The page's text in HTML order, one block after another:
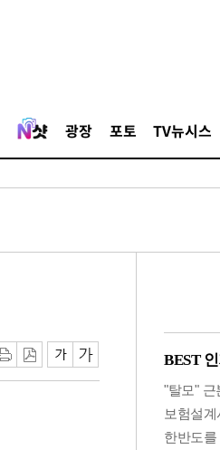
광장 포토 TV뉴시스